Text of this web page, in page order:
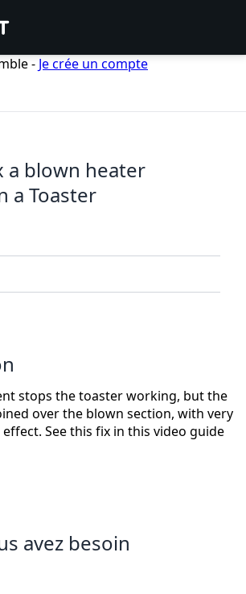
- Je crée un compte
a blown heater
a Toaster
stops the toaster working, but the
over the blown section, with very
See this fix in this video guide
avez besoin